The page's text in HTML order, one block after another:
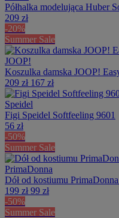
Półhalka modelująca Huber
209 zł
-20%
Summer Sale
JOOP!
Koszulka damska JOOP!
209 zł 167 zł
Speidel
Figi Speidel Softfeeling 9601
56 zł
-50%
Summer Sale
PrimaDonna
Dół od kostiumu
199 zł 99 zł
-50%
Summer Sale